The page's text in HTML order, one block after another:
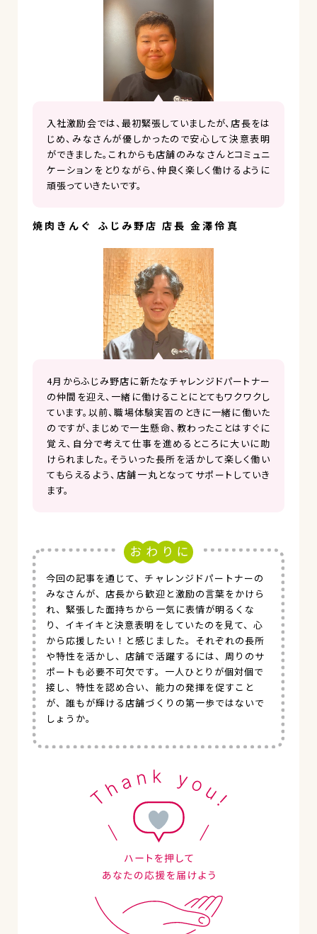
入社激励会では、最初緊張していましたが、店長をは
じめ、みなさんが優しかったので安心して決意表明
ができました。これからも店舗のみなさんとコミュニ
ケーションをとりながら、仲良く楽しく働けるように
頑張っていきたいです。
焼肉きんぐ ふじみ野店 店長 金澤伶真
4月からふじみ野店に新たなチャレンジドパートナー
の仲間を迎え、一緒に働けることにとてもワクワクし
ています。以前、職場体験実習のときに一緒に働いた
のですが、まじめで一生懸命、教わったことはすぐに
覚え、自分で考えて仕事を進めるところに大いに助
けられました。そういった長所を活かして楽しく働い
てもらえるよう、店舗一丸となってサポートしていき
ます。
今回の記事を通じて、チャレンジドパートナーの
みなさんが、店長から歓迎と激励の言葉をかけら
れ、緊張した面持ちから一気に表情が明るくな
り、イキイキと決意表明をしていたのを見て、心
から応援したい！と感じました。それぞれの長所
や特性を活かし、店舗で活躍するには、周りのサ
ポートも必要不可欠です。一人ひとりが個対個で
接し、特性を認め合い、能力の発揮を促すこと
が、誰もが輝ける店舗づくりの第一歩ではないで
しょうか。